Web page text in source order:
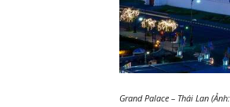
Grand Palace – Thái Lan